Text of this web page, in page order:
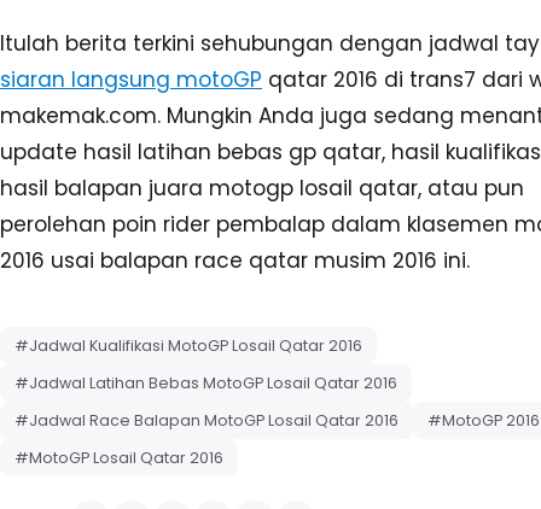
Benarkah Layanan WhatsApp untuk Nokia dan
akan Ditutup?
BERIKUTNYA
Hasil Latihan Bebas MotoGP Qatar 2016 FP1 FP2 FP3 FP4
Moto2 Moto3
Artikel Terkait
Olahraga